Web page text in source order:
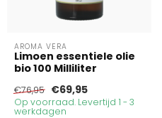
AROMA VERA
Limoen essentiele olie
bio 100 Milliliter
€76,95 €69,95
Op voorraad. Levertijd 1 - 3
werkdagen